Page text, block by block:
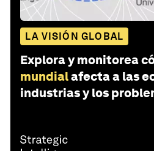
LA VISIÓN GLOBAL
Explora y monitorea
mundialafecta a las
industrias y los